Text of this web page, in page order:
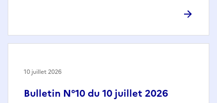
Bulletin N°10 du 10 juillet 2026
10 juillet 2026